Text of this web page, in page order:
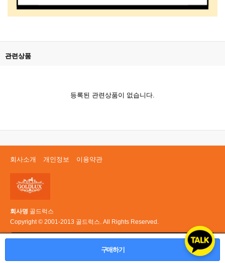
구매하기
관련상품
등록된 관련상품이 없습니다.
회사소개 개인정보 이용약관
회사명 골드럭스
Copyright © 2001-2013 골드럭스. All Rights Reserved.